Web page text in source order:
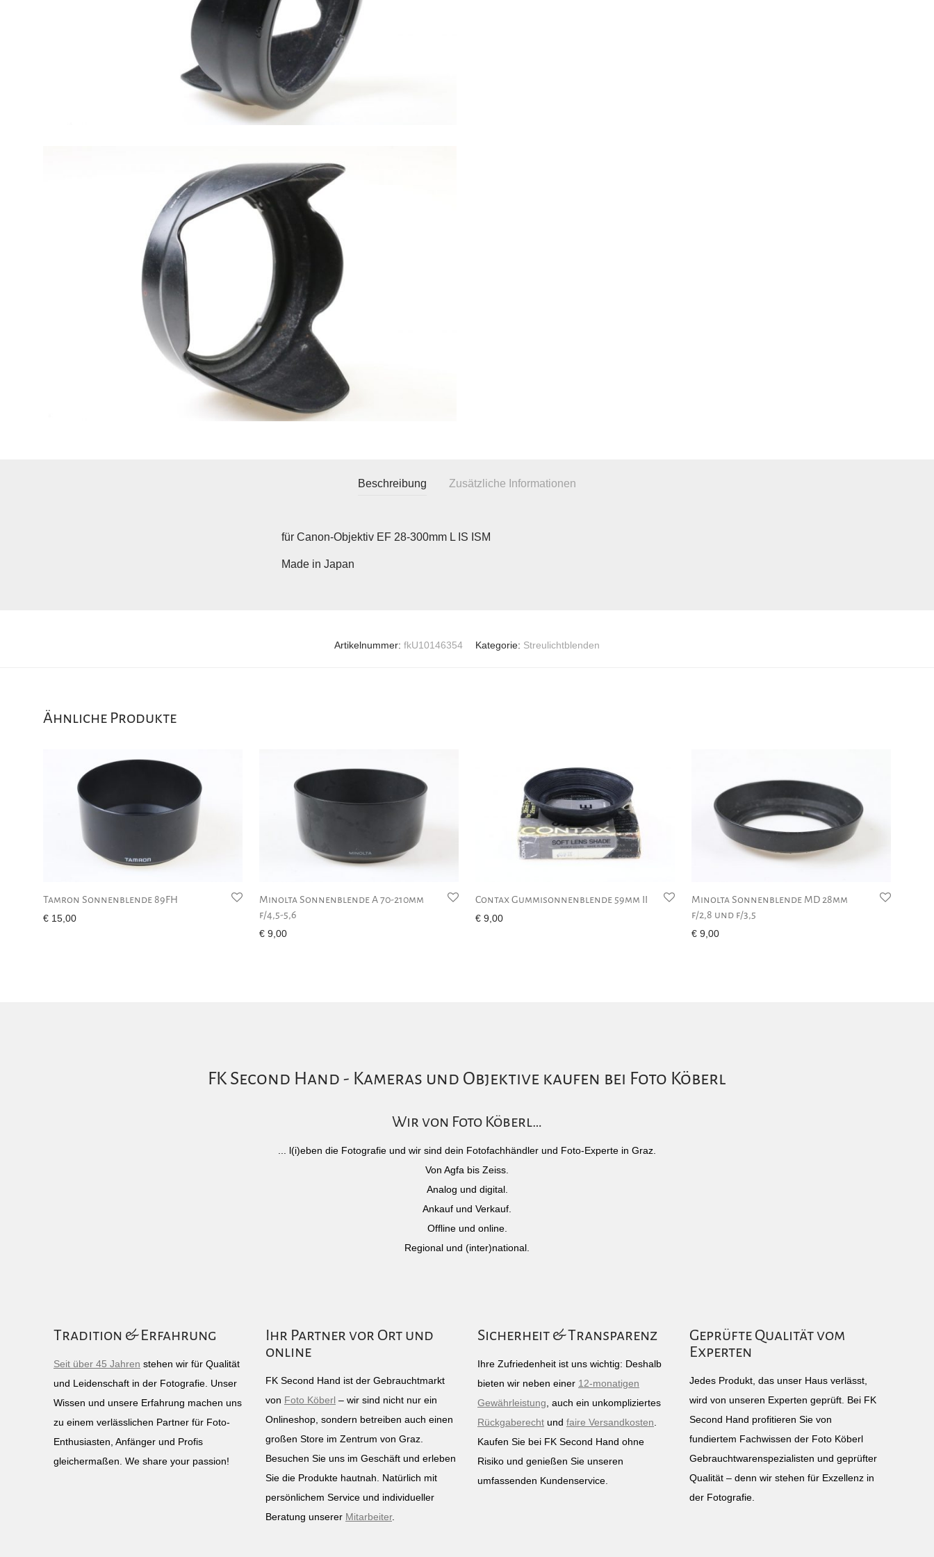
Beschreibung Zusätzliche Informationen
für Canon-Objektiv EF 28-300mm L IS ISM
Made in Japan
Artikelnummer: fkU10146354 Kategorie: Streulichtblenden
Ähnliche Produkte
Tamron Sonnenblende 89FH
€ 15,00
Minolta Sonnenblende A 70-210mm
f/4,5-5,6
€ 9,00
Contax Gummisonnenblende 59mm II
€ 9,00
Minolta Sonnenblende MD 28mm
f/2,8 und f/3,5
€ 9,00
FK Second Hand - Kameras und Objektive kaufen bei Foto Köberl
Wir von Foto Köberl…
... l(i)eben die Fotografie und wir sind dein Fotofachhändler und Foto-Experte in Graz.
Von Agfa bis Zeiss.
Analog und digital.
Ankauf und Verkauf.
Offline und online.
Regional und (inter)national.
Tradition & Erfahrung
Seit über 45 Jahren stehen wir für Qualität
und Leidenschaft in der Fotografie. Unser
Wissen und unsere Erfahrung machen uns
zu einem verlässlichen Partner für Foto-
Enthusiasten, Anfänger und Profis
gleichermaßen. We share your passion!
Ihr Partner vor Ort und
online
FK Second Hand ist der Gebrauchtmarkt
von Foto Köberl – wir sind nicht nur ein
Onlineshop, sondern betreiben auch einen
großen Store im Zentrum von Graz.
Besuchen Sie uns im Geschäft und erleben
Sie die Produkte hautnah. Natürlich mit
persönlichem Service und individueller
Beratung unserer Mitarbeiter.
Sicherheit & Transparenz
Ihre Zufriedenheit ist uns wichtig: Deshalb
bieten wir neben einer 12-monatigen
Gewährleistung , auch ein unkompliziertes
Rückgaberecht und faire Versandkosten
Kaufen Sie bei FK Second Hand ohne
Risiko und genießen Sie unseren
umfassenden Kundenservice.
Geprüfte Qualität vom
Experten
Jedes Produkt, das unser Haus verlässt,
wird von unseren Experten geprüft. Bei FK
Second Hand profitieren Sie von
fundiertem Fachwissen der Foto Köberl
Gebrauchtwarenspezialisten und geprüfter
Qualität – denn wir stehen für Exzellenz in
der Fotografie.